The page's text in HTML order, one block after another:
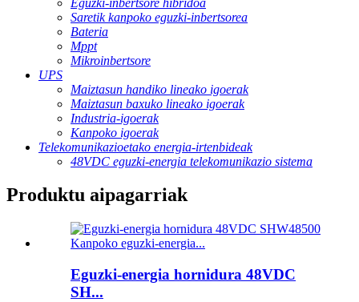
Saretik kanpoko eguzki-inbertsorea
Bateria
Mppt
Mikroinbertsore
UPS
Maiztasun handiko lineako igoerak
Maiztasun baxuko lineako igoerak
Industria-igoerak
Kanpoko igoerak
Telekomunikazioetako energia-irtenbideak
48VDC eguzki-energia telekomunikazio sistema
Produktu aipagarriak
Eguzki-energia hornidura 48VDC
SH...